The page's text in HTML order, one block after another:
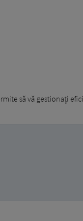
să vă gestionați